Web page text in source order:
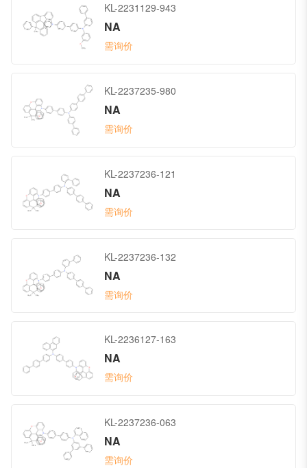
KL-2231129-943
NA
需询价
KL-2237235-980
NA
需询价
KL-2237236-121
NA
需询价
KL-2237236-132
NA
需询价
KL-2236127-163
NA
需询价
KL-2237236-063
NA
需询价